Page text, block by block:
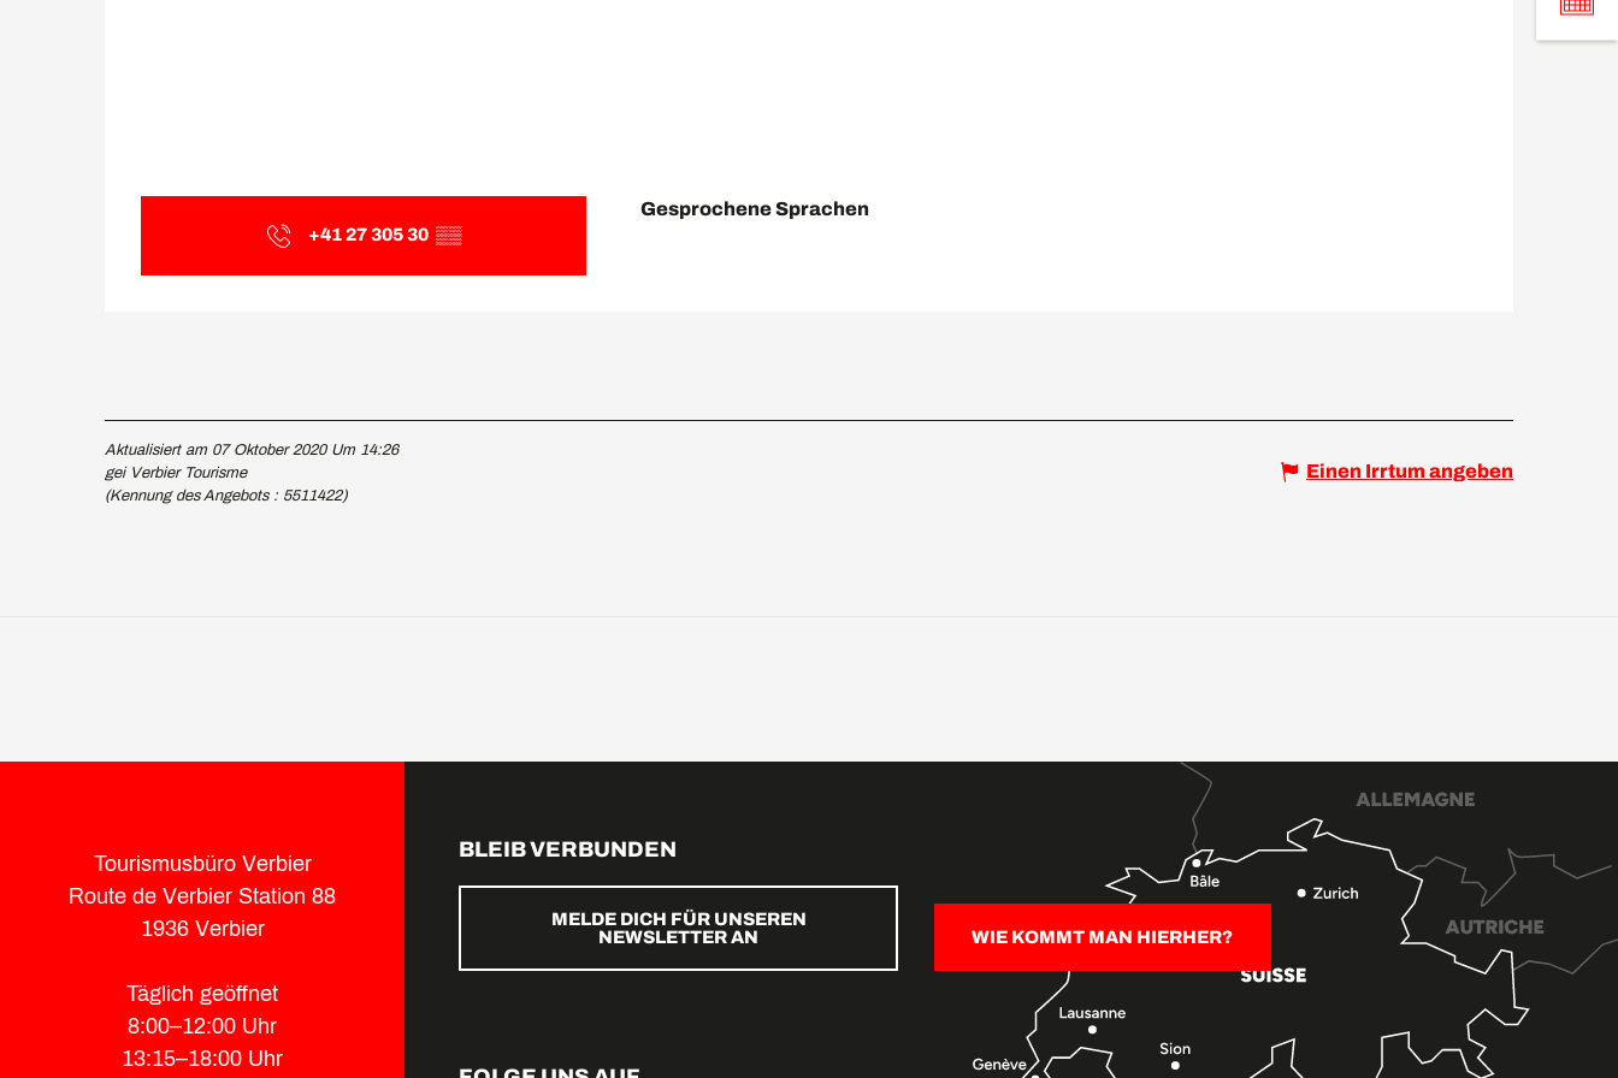
+41 27 305 30 ▒▒
Gesprochene Sprachen
Gesprochene Sprachen
Aktualisiert am 07 Oktober 2020 Um 14:26
gei Verbier Tourisme
(Kennung des Angebots : 5511422)
Einen Irrtum angeben
Tourismusbüro Verbier
Route de Verbier Station 88
1936 Verbier
Täglich geöffnet
8:00–12:00 Uhr
13:15–18:00 Uhr
BLEIB VERBUNDEN
MELDE DICH FÜR UNSEREN
NEWSLETTER AN
WIE KOMMT MAN HIERHER?